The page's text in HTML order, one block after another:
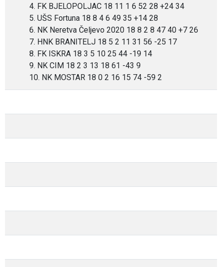
4. FK BJELOPOLJAC 18 11 1 6 52 28 +24 34
5. UŠS Fortuna 18 8 4 6 49 35 +14 28
6. NK Neretva Čeljevo 2020 18 8 2 8 47 40 +7 26
7. HNK BRANITELJ 18 5 2 11 31 56 -25 17
8. FK ISKRA 18 3 5 10 25 44 -19 14
9. NK CIM 18 2 3 13 18 61 -43 9
10. NK MOSTAR 18 0 2 16 15 74 -59 2